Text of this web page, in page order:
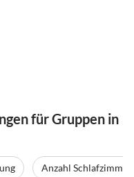
für Gruppen in
Anzahl Schlafzimmer